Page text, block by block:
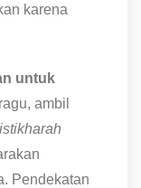
karena
untuk
ambil
Pendekatan